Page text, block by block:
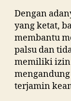
Dengan
yang ketat,
membantu
palsu dan
memiliki izin
terjamin